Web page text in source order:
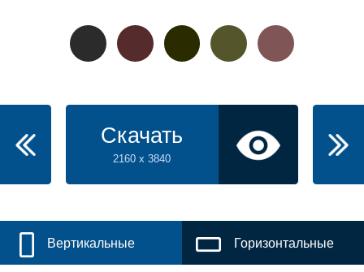
Скачать
2160 x 3840
Вертикальные Горизонтальные